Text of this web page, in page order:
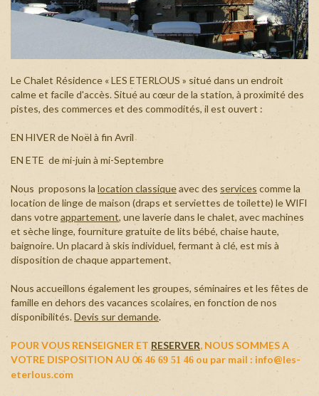
Le Chalet Résidence « LES ETERLOUS » situé dans un endroit
calme et facile d'accès. Situé au cœur de la station, à proximité des
pistes, des commerces et des commodités, il est ouvert :
EN HIVER de Noël à fin Avril
EN ETE de mi-juin à mi-Septembre
Nous proposons la location classiqueavec des services comme la
location de linge de maison (draps et serviettes de toilette) le WIFI
dans votreappartement, une laverie dans le chalet, avec machines
et sèche linge, fourniture gratuite de lits bébé, chaise haute,
baignoire. Un placard à skis individuel, fermant à clé, est mis à
disposition de chaque appartement.
Nous accueillons également les groupes, séminaires et les fêtes de
famille en dehors des vacances scolaires, en fonction de nos
disponibilités. Devis sur demande.
POUR VOUS RENSEIGNER ET RESERVER, NOUS SOMMES A
VOTRE DISPOSITION AU 06 46 69 51 46 ou par mail : info@les-
eterlous.com
Login
Facebook
Login
with
Google